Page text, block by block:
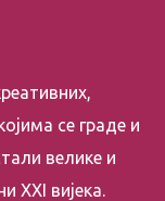
се граде и
велике и
XXI вијека.